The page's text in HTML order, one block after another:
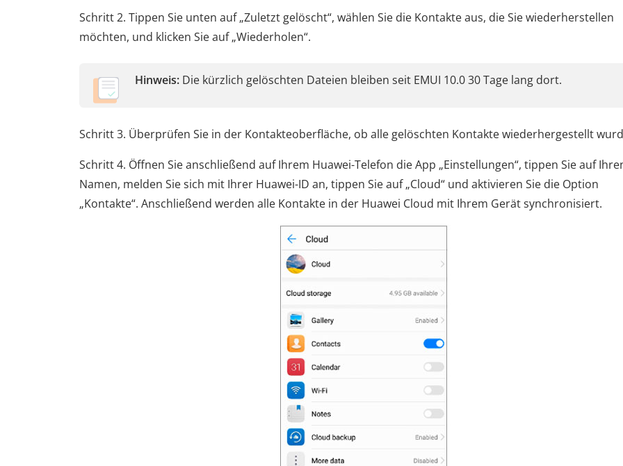
Schritt 2. Tippen Sie unten auf „Zuletzt gelöscht“, wählen Sie die Kontakte aus, die Sie wiederherstellen
möchten, und klicken Sie auf „Wiederholen“.
Hinweis: Die kürzlich gelöschten Dateien bleiben seit EMUI 10.0 30 Tage lang dort.
Schritt 3. Überprüfen Sie in der Kontakteoberfläche, ob alle gelöschten Kontakte wiederhergestellt
Schritt 4. Öffnen Sie anschließend auf Ihrem Huawei-Telefon die App „Einstellungen“, tippen Sie auf
Namen, melden Sie sich mit Ihrer Huawei-ID an, tippen Sie auf „Cloud“ und aktivieren Sie die Option
„Kontakte“. Anschließend werden alle Kontakte in der Huawei Cloud mit Ihrem Gerät synchronisiert.